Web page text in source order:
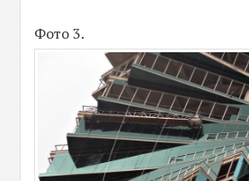
Фото 3.